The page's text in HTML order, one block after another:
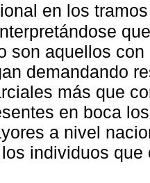
en los
son aquellos
demandando
más que
en boca
a nivel
individuos